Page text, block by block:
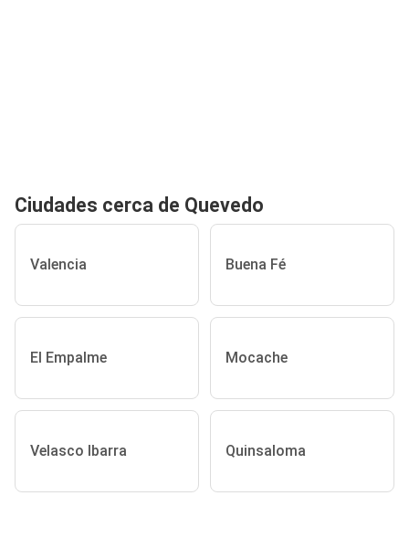
Ciudades cerca de Quevedo
Valencia Buena Fé
El Empalme Mocache
Velasco Ibarra Quinsaloma